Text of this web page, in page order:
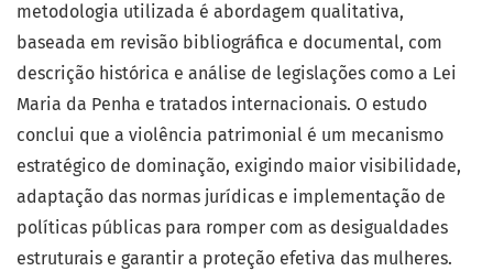
metodologia utilizada é abordagem qualitativa,
baseada em revisão bibliográfica e documental, com
descrição histórica e análise de legislações como a Lei
Maria da Penha e tratados internacionais. O estudo
conclui que a violência patrimonial é um mecanismo
estratégico de dominação, exigindo maior visibilidade,
adaptação das normas jurídicas e implementação de
políticas públicas para romper com as desigualdades
estruturais e garantir a proteção efetiva das mulheres.